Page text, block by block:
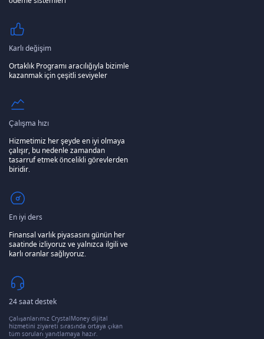
Karlı değişim
Ortaklık Programı aracılığıyla bizimle
kazanmak için çeşitli seviyeler
Çalışma hızı
Hizmetimiz her şeyde en iyi olmaya
çalışır, bu nedenle zamandan
tasarruf etmek öncelikli görevlerden
biridir.
En iyi ders
Finansal varlık piyasasını günün her
saatinde izliyoruz ve yalnızca ilgili ve
karlı oranlar sağlıyoruz.
24 saat destek
Çalışanlarımız CrystalMoney dijital
hizmetini ziyareti sırasında ortaya çıkan
tüm soruları yanıtlamaya hazır.